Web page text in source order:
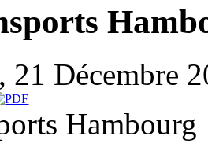
21 Décembre
Hambourg